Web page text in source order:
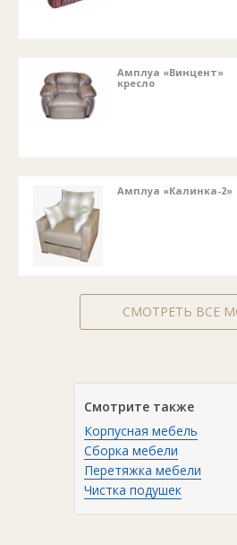
Амплуа «Винцент»
кресло
Амплуа «Калинка-2»
СМОТРЕТЬ ВСЕ
Смотрите также
Корпусная мебель
Сборка мебели
Перетяжка мебели
Чистка подушек